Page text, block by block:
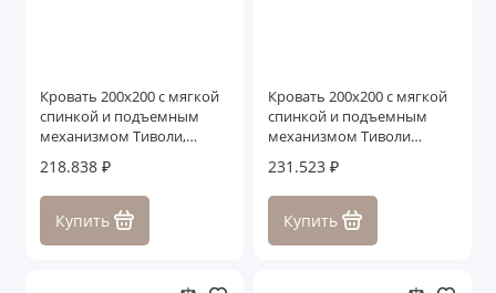
Кровать 200x200 с мягкой
спинкой и подъемным
механизмом Тиволи,
218.838 ₽
Купить
Кровать 200x200 с мягкой
спинкой и подъемным
механизмом Тиволи
231.523 ₽
Купить